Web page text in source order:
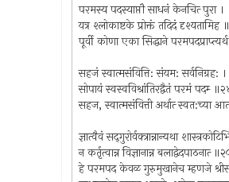
परमस्य पदस्याप्तौ साधनं केनचित्‍ पुरा ।
यत्र श्लोकाष्टके प्रोक्तं तदिदं दृश्यतामिह
पूर्वी कोणा एका सिद्धाने
सहजं स्वात्मसंवित्ति: संयम: सर्वनिग्रह: ।
सोपायं स्वस्वविश्रांतिरद्वैतं परमं पदम्‍
सहज, स्वात्मसंवित्ती अर्थात्‍ स्वत:च्या
ज्ञात्वैवं सद्‍गुरोर्वक्त्रान्नान्यथा
न कर्तृत्वान्न विज्ञानान्न बलाद्वेदपाठनात्‍
हे परमपद केवळ गुरुमुखानेच म्हणजे